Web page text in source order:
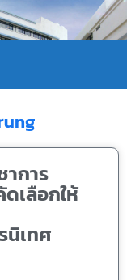
การ
ดเลือกให้
นิเทศ